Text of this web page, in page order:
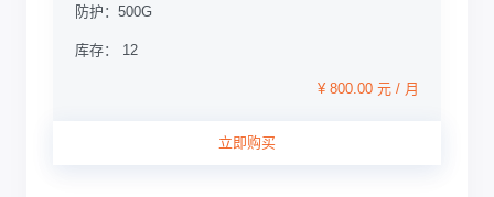
防护： 500G
库存： 12
¥ 800.00 元 / 月
立即购买